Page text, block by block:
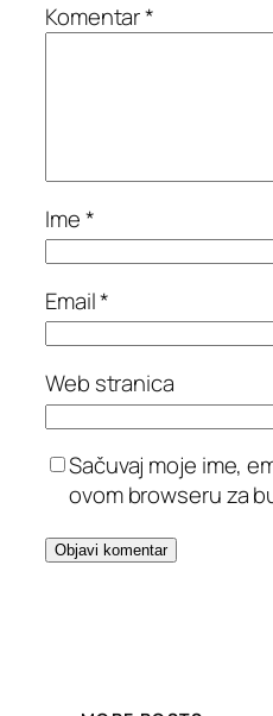
Komentar*
Ime*
Email*
Web stranica
Sačuvaj moje ime,
ovom browseru za